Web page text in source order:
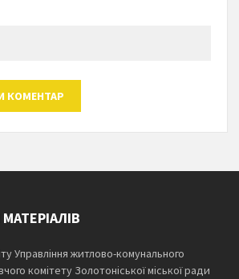
Управління житлово-комунального
комітету Золотоніської міської ради